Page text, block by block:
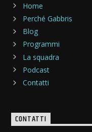
Home
Perché Gabbris
Blog
Programmi
La squadra
Podcast
Contatti
CONTATTI